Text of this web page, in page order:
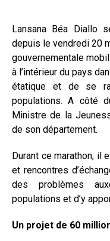
Lansana Béa Diallo
depuis le vendredi 20
gouvernementale
à l’intérieur du pays
étatique et de se
populations. A côté
Ministre de la
de son département.
Durant ce marathon, il
et rencontres
des problèmes
populations et d’y
Un projet de 60